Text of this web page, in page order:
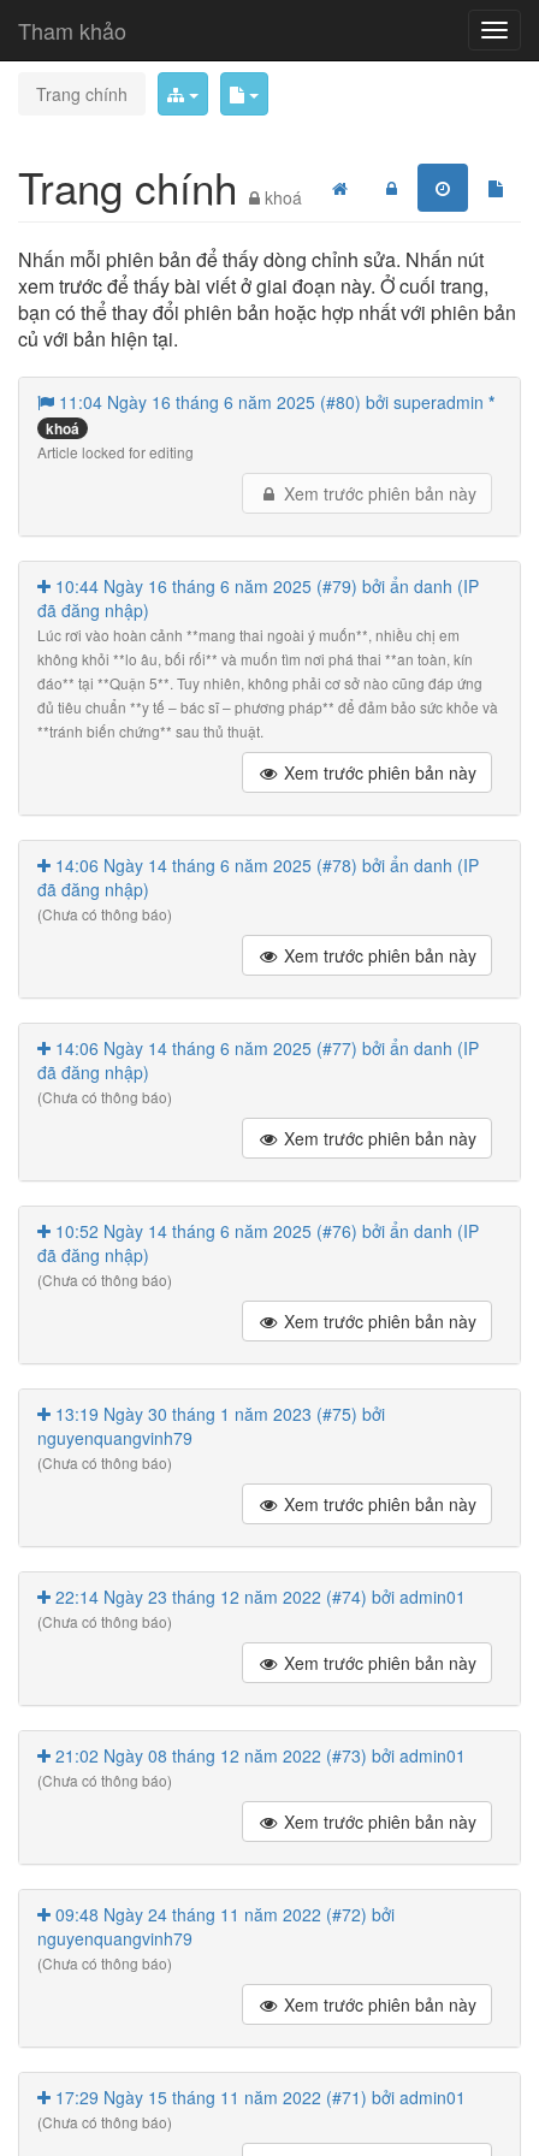
Tham khảo
Trang chính
Trang chính khoá
Nhấn mỗi phiên bản để thấy dòng chỉnh sửa. Nhấn nút
xem trước để thấy bài viết ở giai đoạn này. Ở cuối trang,
bạn có thể thay đổi phiên bản hoặc hợp nhất với phiên bản
củ với bản hiện tại.
11:04 Ngày 16 tháng 6 năm 2025 (#80) bởi superadmin *
khoá
Article locked for editing
Xem trước phiên bản này
10:44 Ngày 16 tháng 6 năm 2025 (#79) bởi ẩn danh (IP
đã đăng nhập)
Lúc rơi vào hoàn cảnh **mang thai ngoài ý muốn**, nhiều chị em
không khỏi **lo âu, bối rối** và muốn tìm nơi phá thai **an toàn, kín
đáo** tại **Quận 5**. Tuy nhiên, không phải cơ sở nào cũng đáp ứng
đủ tiêu chuẩn **y tế – bác sĩ – phương pháp** để đảm bảo sức khỏe và
**tránh biến chứng** sau thủ thuật.
Xem trước phiên bản này
14:06 Ngày 14 tháng 6 năm 2025 (#78) bởi ẩn danh (IP
đã đăng nhập)
(Chưa có thông báo)
Xem trước phiên bản này
14:06 Ngày 14 tháng 6 năm 2025 (#77) bởi ẩn danh (IP
đã đăng nhập)
(Chưa có thông báo)
Xem trước phiên bản này
10:52 Ngày 14 tháng 6 năm 2025 (#76) bởi ẩn danh (IP
đã đăng nhập)
(Chưa có thông báo)
Xem trước phiên bản này
13:19 Ngày 30 tháng 1 năm 2023 (#75) bởi
nguyenquangvinh79
(Chưa có thông báo)
Xem trước phiên bản này
22:14 Ngày 23 tháng 12 năm 2022 (#74) bởi admin01
(Chưa có thông báo)
Xem trước phiên bản này
21:02 Ngày 08 tháng 12 năm 2022 (#73) bởi admin01
(Chưa có thông báo)
Xem trước phiên bản này
09:48 Ngày 24 tháng 11 năm 2022 (#72) bởi
nguyenquangvinh79
(Chưa có thông báo)
Xem trước phiên bản này
17:29 Ngày 15 tháng 11 năm 2022 (#71) bởi admin01
(Chưa có thông báo)